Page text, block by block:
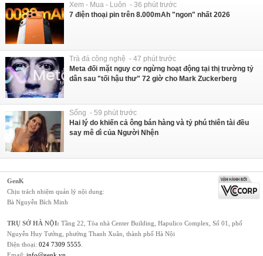
Xem - Mua - Luôn - 36 phút trước
7 điện thoại pin trên 8.000mAh "ngon" nhất 2026
Trà đá công nghệ - 47 phút trước
Meta đối mặt nguy cơ ngừng hoạt động tại thị trường tỷ
dân sau "tối hậu thư" 72 giờ cho Mark Zuckerberg
Sống - 59 phút trước
Hai lý do khiến cả ông bán hàng và tỷ phú thiên tài đều
say mê dì của Người Nhện
GenK
Chịu trách nhiệm quản lý nội dung:
Bà Nguyễn Bích Minh
TRỤ SỞ HÀ NỘI: Tầng 22, Tòa nhà Center Building, Hapulico Complex, Số 01, phố
Nguyễn Huy Tưởng, phường Thanh Xuân, thành phố Hà Nội
Điện thoại: 024 7309 5555